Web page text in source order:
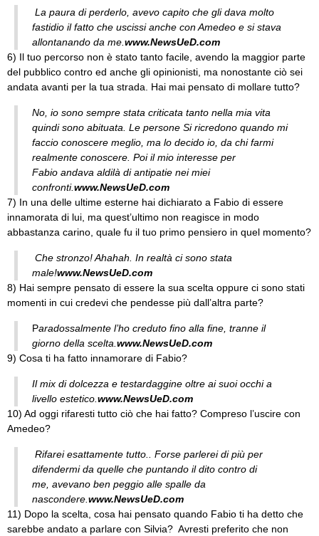
La paura di perderlo, avevo capito che gli dava molto
fastidio il fatto che uscissi anche con Amedeo e si stava
allontanando da me.www.NewsUeD.com
6) Il tuo percorso non è stato tanto facile, avendo la maggior parte
del pubblico contro ed anche gli opinionisti, ma nonostante ciò sei
andata avanti per la tua strada. Hai mai pensato di mollare tutto?
No, io sono sempre stata criticata tanto nella mia vita
quindi sono abituata. Le persone Si ricredono quando mi
faccio conoscere meglio, ma lo decido io, da chi farmi
realmente conoscere. Poi il mio interesse per
Fabio andava aldilà di antipatie nei miei
confronti.www.NewsUeD.com
7) In una delle ultime esterne hai dichiarato a Fabio di essere
innamorata di lui, ma quest’ultimo non reagisce in modo
abbastanza carino, quale fu il tuo primo pensiero in quel momento?
Che stronzo! Ahahah. In realtà ci sono stata
male!www.NewsUeD.com
8) Hai sempre pensato di essere la sua scelta oppure ci sono stati
momenti in cui credevi che pendesse più dall’altra parte?
Paradossalmente l’ho creduto fino alla fine, tranne il
giorno della scelta.www.NewsUeD.com
9) Cosa ti ha fatto innamorare di Fabio?
Il mix di dolcezza e testardaggine oltre ai suoi occhi a
livello estetico.www.NewsUeD.com
10) Ad oggi rifaresti tutto ciò che hai fatto? Compreso l’uscire con
Amedeo?
Rifarei esattamente tutto.. Forse parlerei di più per
difendermi da quelle che puntando il dito contro di
me, avevano ben peggio alle spalle da
nascondere.www.NewsUeD.com
11) Dopo la scelta, cosa hai pensato quando Fabio ti ha detto che
sarebbe andato a parlare con Silvia? Avresti preferito che non